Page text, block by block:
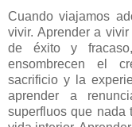
Cuando viajamos
vivir. Aprender a
de éxito y
ensombrecen el
sacrificio y la
aprender a
superfluos que nada